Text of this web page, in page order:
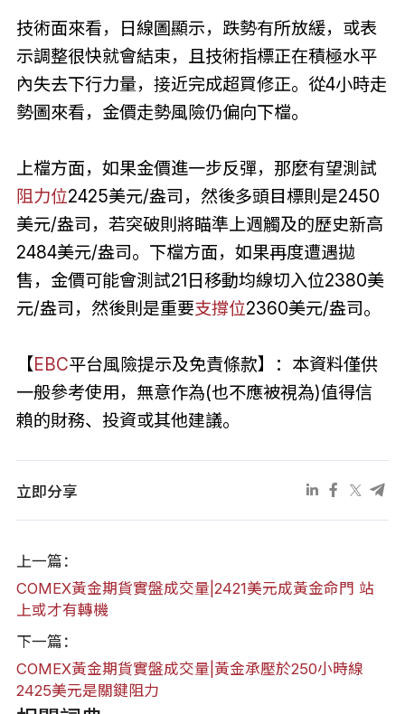
技術面來看，日線圖顯示，跌勢有所放緩，或表
示調整很快就會結束，且技術指標正在積極水平
內失去下行力量，接近完成超買修正。從4小時走
勢圖來看，金價走勢風險仍偏向下檔。
上檔方面，如果金價進一步反彈，那麼有望測試
阻力位2425美元/盎司，然後多頭目標則是2450
美元/盎司，若突破則將瞄準上週觸及的歷史新高
2484美元/盎司。下檔方面，如果再度遭遇拋
售，金價可能會測試21日移動均線切入位2380美
元/盎司，然後則是重要支撐位2360美元/盎司。
【EBC平台風險提示及免責條款】：本資料僅供
一般參考使用，無意作為(也不應被視為)值得信
賴的財務、投資或其他建議。
立即分享
上一篇：
COMEX黃金期貨實盤成交量|2421美元成黃金命門 站
上或才有轉機
下一篇：
COMEX黃金期貨實盤成交量|黃金承壓於250小時線
2425美元是關鍵阻力